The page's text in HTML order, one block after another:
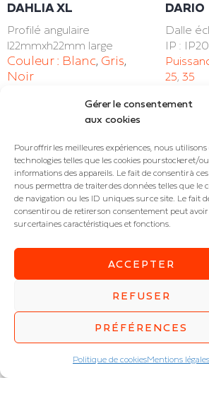
Gérer le consentement
aux cookies
Pour offrir les meilleures expériences, nous utilisons
technologies telles que les cookies pour stocker et/
informations des appareils. Le fait de consentir à
nous permettra de traiter des données telles que le
de navigation ou les ID uniques sur ce site. Le fait
consentir ou de retirer son consentement peut
sur certaines caractéristiques et fonctions.
ACCEPTER
REFUSER
PRÉFÉRENCES
Politique de cookiesMentions légales
DAHLIA XL
Profilé angulaire
l22mmxh22mm large
Couleur : Blanc, Gris,
Noir
DARIO
Dalle
IP : IP20
25, 35
DILA
Dalle haut rendement
IP : IP20
, 12,13 ,15,
DILA
Dalle
IP : IP20
20,21,24